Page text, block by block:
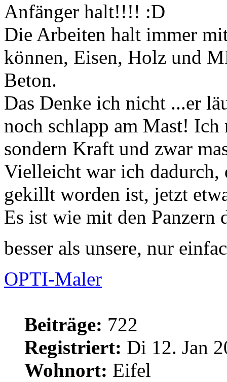
Anfänger halt!!!!
Die Arbeiten halt immer
können, Eisen, Holz und
Beton.
Das Denke ich nicht ...er
noch schlapp am Mast!
sondern Kraft und zwar
Vielleicht war ich dadurch,
gekillt worden ist, jetzt
Es ist wie mit den Panzern
besser als unsere, nur
OPTI-Maler
Beiträge: 722
Registriert: Di 12. Jan
Wohnort: Eifel